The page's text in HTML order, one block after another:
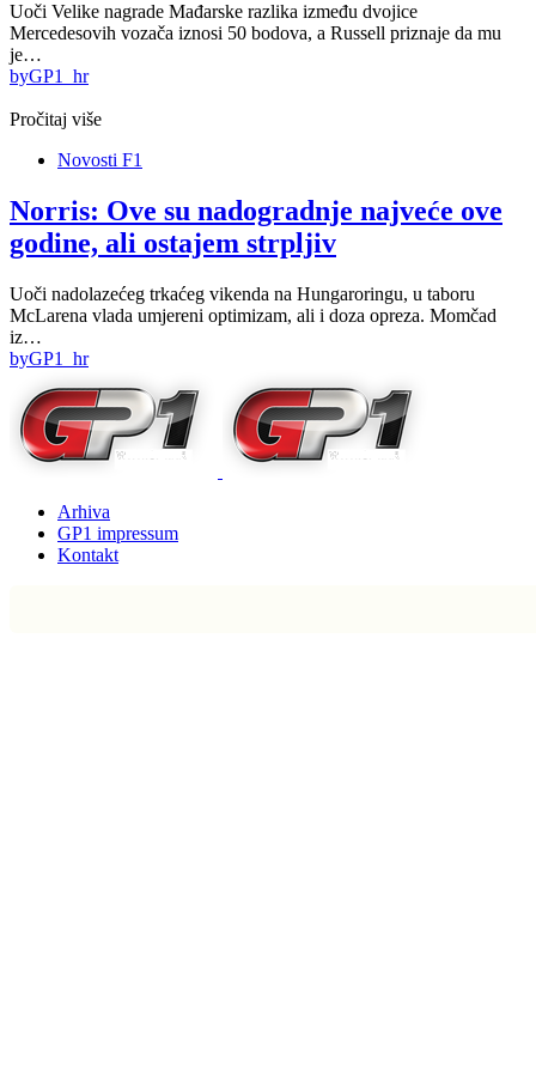
Uoči Velike nagrade Mađarske razlika između dvojice
Mercedesovih vozača iznosi 50 bodova, a Russell priznaje da mu
je…
byGP1_hr
Pročitaj više
Novosti F1
Norris: Ove su nadogradnje najveće ove
godine, ali ostajem strpljiv
Uoči nadolazećeg trkaćeg vikenda na Hungaroringu, u taboru
McLarena vlada umjereni optimizam, ali i doza opreza. Momčad
iz…
byGP1_hr
Arhiva
GP1 impressum
Kontakt